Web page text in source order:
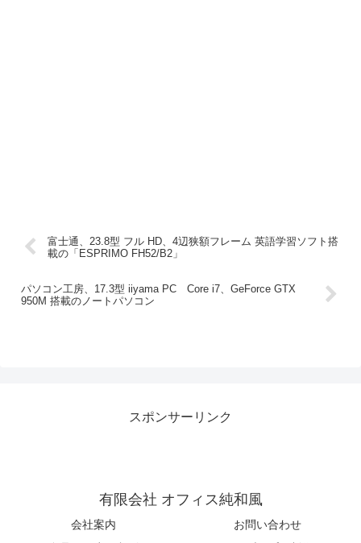
富士通、23.8型 フル HD、4辺狭額フレーム 英語学習ソフト搭
載の「ESPRIMO FH52/B2」
パソコン工房、17.3型 iiyama PC Core i7、GeForce GTX
950M 搭載のノートパソコン
スポンサーリンク
有限会社 オフィス純和風
会社案内
お問い合わせ